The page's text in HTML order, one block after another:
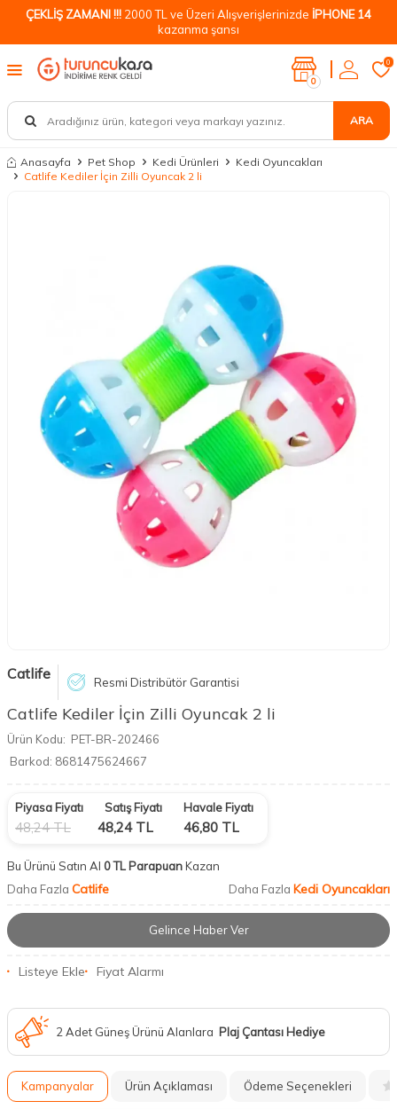
ÇEKLİŞ ZAMANI !!! 2000 TL ve Üzeri Alışverişlerinizde İPHONE 14
kazanma şansı
ARA
0
0
Anasayfa Pet Shop Kedi Ürünleri
Kedi Oyuncakları
Catlife Kediler İçin Zilli Oyuncak 2 li
Catlife Resmi Distribütör Garantisi
Catlife Kediler İçin Zilli Oyuncak 2 li
Ürün Kodu: PET-BR-202466
Barkod: 8681475624667
Piyasa Fiyatı
48,24TL
Satış Fiyatı
48,24TL
Havale Fiyatı
46,80 TL
Bu Ürünü Satın Al 0 TL ParapuanKazan
Daha Fazla Catlife Daha Fazla Kedi Oyuncakları
Gelince Haber Ver
Listeye Ekle Fiyat Alarmı
2 Adet Güneş Ürünü Alanlara Plaj Çantası Hediye
Kampanyalar Ürün Açıklaması Ödeme Seçenekleri